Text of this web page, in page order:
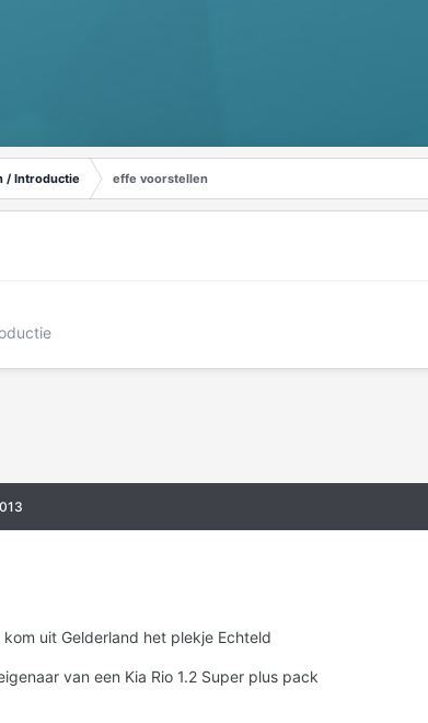
/ Introductie effe voorstellen
uit Gelderland het plekje Echteld
van een Kia Rio 1.2 Super plus pack